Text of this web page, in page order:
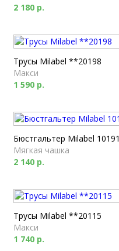
2 180 р.
Трусы Milabel **20198
Макси
1 590 р.
Бюстгальтер Milabel 10191
Мягкая чашка
2 140 р.
Трусы Milabel **20115
Макси
1 740 р.